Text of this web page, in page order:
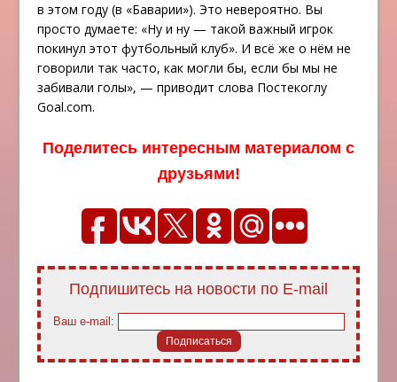
в этом году (в «Баварии»). Это невероятно. Вы
просто думаете: «Ну и ну — такой важный игрок
покинул этот футбольный клуб». И всё же о нём не
говорили так часто, как могли бы, если бы мы не
забивали голы», — приводит слова Постекоглу
Goal.com.
Поделитесь интересным материалом с
друзьями!
Подпишитесь на новости по E-mail
Ваш e-mail: